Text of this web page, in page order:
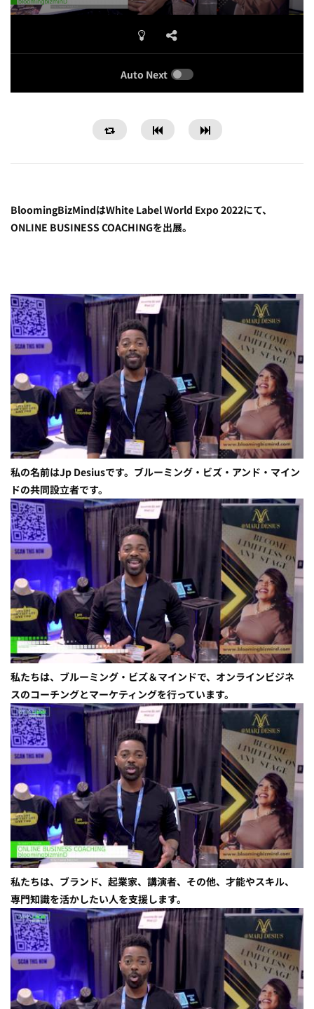
Auto Next
BloomingBizMindはWhite Label World Expo 2022にて、
ONLINE BUSINESS COACHINGを出展。
私の名前はJp Desiusです。ブルーミング・ビズ・アンド・マイン
ドの共同設立者です。
私たちは、ブルーミング・ビズ＆マインドで、オンラインビジネ
スのコーチングとマーケティングを行っています。
私たちは、ブランド、起業家、講演者、その他、才能やスキル、
専門知識を活かしたい人を支援します。